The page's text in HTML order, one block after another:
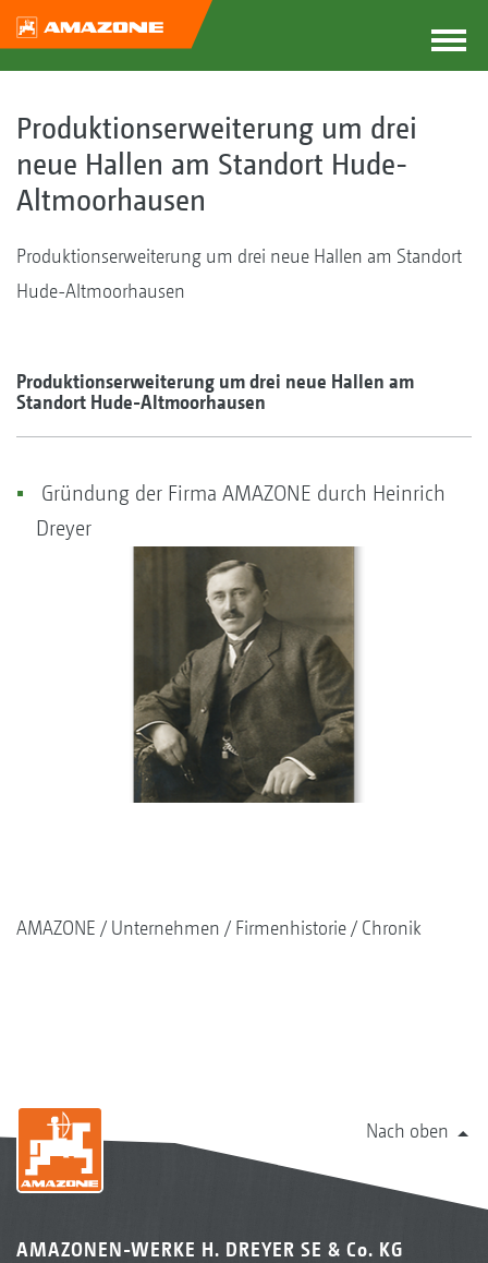
Produktionserweiterung um drei
neue Hallen am Standort Hude-
Altmoorhausen
Produktionserweiterung um drei neue Hallen am Standort
Hude-Altmoorhausen
Produktionserweiterung um drei neue Hallen am
Standort Hude-Altmoorhausen
Gründung der Firma AMAZONE durch Heinrich
Dreyer
AMAZONE Unternehmen Firmenhistorie Chronik
Nach oben
AMAZONEN-WERKE H. DREYER SE & Co. KG